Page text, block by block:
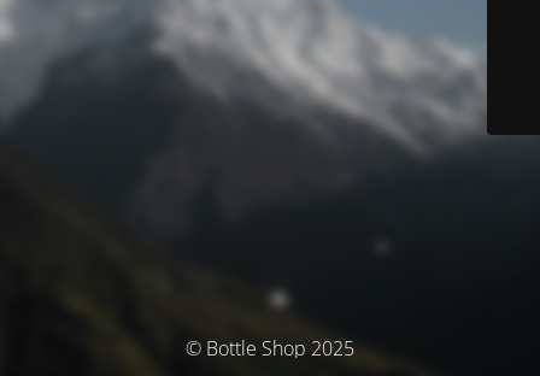
© Bottle Shop 2025